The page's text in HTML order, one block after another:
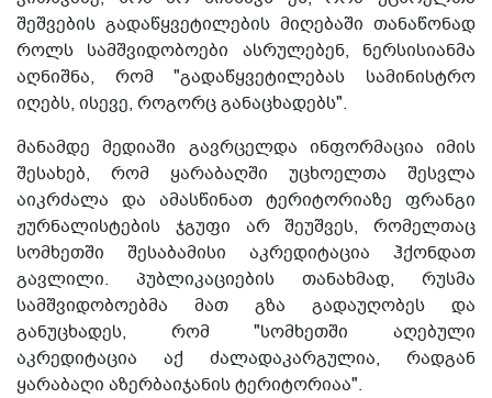
შეშვების გადაწყვეტილების მიღებაში თანაწონად
როლს სამშვიდობოები ასრულებენ, ნერსისიანმა
აღნიშნა, რომ "გადაწყვეტილებას სამინისტრო
იღებს, ისევე, როგორც განაცხადებს".
მანამდე მედიაში გავრცელდა ინფორმაცია იმის
შესახებ, რომ ყარაბაღში უცხოელთა შესვლა
აიკრძალა და ამასწინათ ტერიტორიაზე ფრანგი
ჟურნალისტების ჯგუფი არ შეუშვეს, რომელთაც
სომხეთში შესაბამისი აკრედიტაცია ჰქონდათ
გავლილი. პუბლიკაციების თანახმად, რუსმა
სამშვიდობოებმა მათ გზა გადაუღობეს და
განუცხადეს, რომ "სომხეთში აღებული
აკრედიტაცია აქ ძალადაკარგულია, რადგან
ყარაბაღი აზერბაიჯანის ტერიტორიაა".